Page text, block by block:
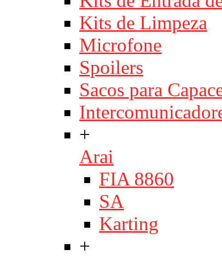
Kits de Limpeza
Microfone
Spoilers
Sacos para
+
Arai
FIA 8860
SA
Karting
+